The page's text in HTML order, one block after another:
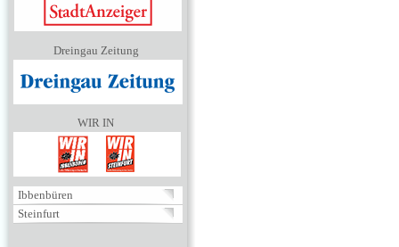
Dreingau Zeitung
WIR IN
Ibbenbüren
Steinfurt